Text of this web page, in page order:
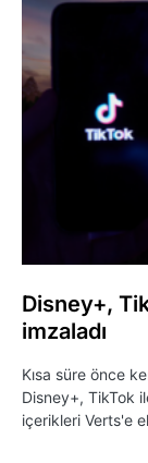
Disney+,
imzaladı
Kısa süre önce
Disney+, TikTok
içerikleri Verts'e